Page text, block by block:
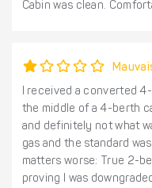
Cabin was clean.
I received a converted
the middle of a 4-berth
and definitely not what
gas and the standard
matters worse: True 2-
proving I was